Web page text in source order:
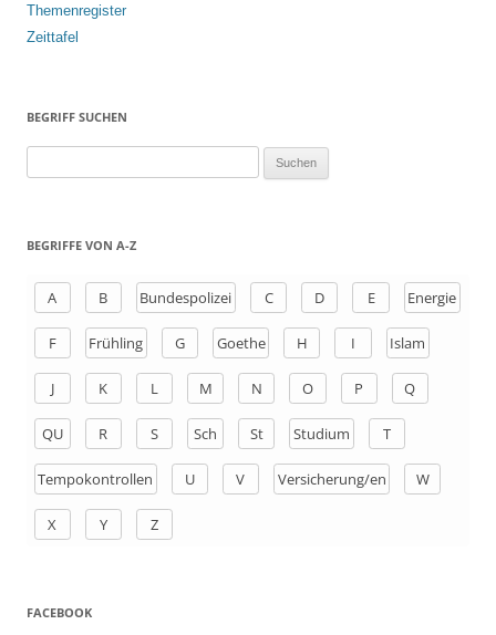
Themenregister
Zeittafel
BEGRIFF SUCHEN
h
BEGRIFFE VON A-Z
A B Bundespolizei C D E Energie
F Frühling G Goethe H I Islam
J K L M N O P Q
QU R S Sch St Studium T
Tempokontrollen U V Versicherung/en W
X Y Z
FACEBOOK